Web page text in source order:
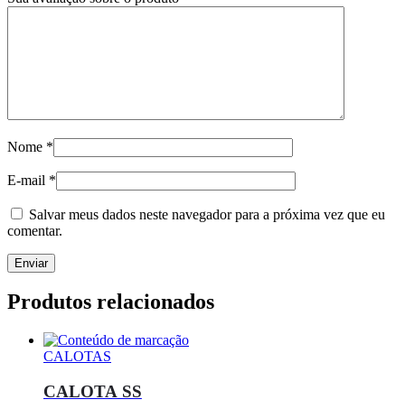
Nome *
E-mail *
Salvar meus dados neste navegador para a próxima vez que eu
comentar.
Produtos relacionados
CALOTAS
CALOTA SS